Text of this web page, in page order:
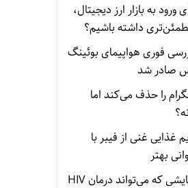
ورود به بازار ارز دیجیتال،
داشته باشیم؟
فوری هواپیمای بوئینگ
را حذف می‌کند اما
غذایی غنی از فیبر با
بهتر
قرص آزمایشی که می‌تواند درمان HIV